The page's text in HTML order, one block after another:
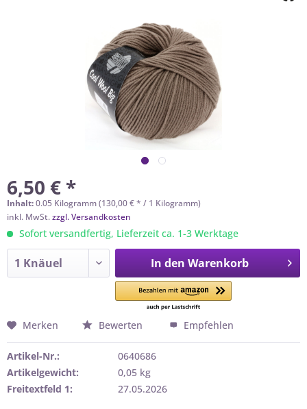
6,50 € *
Inhalt:0.05 Kilogramm (130,00 € * / 1 Kilogramm)
inkl. MwSt.zzgl. Versandkosten
Sofort versandfertig, Lieferzeit ca. 1-3 Werktage
In den Warenkorb
Merken Bewerten Empfehlen
Artikel-Nr.:
0640686
Artikelgewicht:
0,05 kg
Freitextfeld 1:
27.05.2026